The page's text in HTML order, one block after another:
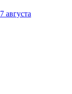
7 августа